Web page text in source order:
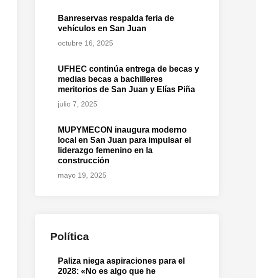
Banreservas respalda feria de
vehículos en San Juan
octubre 16, 2025
UFHEC continúa entrega de becas y
medias becas a bachilleres
meritorios de San Juan y Elías Piña
julio 7, 2025
MUPYMECON inaugura moderno
local en San Juan para impulsar el
liderazgo femenino en la
construcción
mayo 19, 2025
Política
Paliza niega aspiraciones para el
2028: «No es algo que he